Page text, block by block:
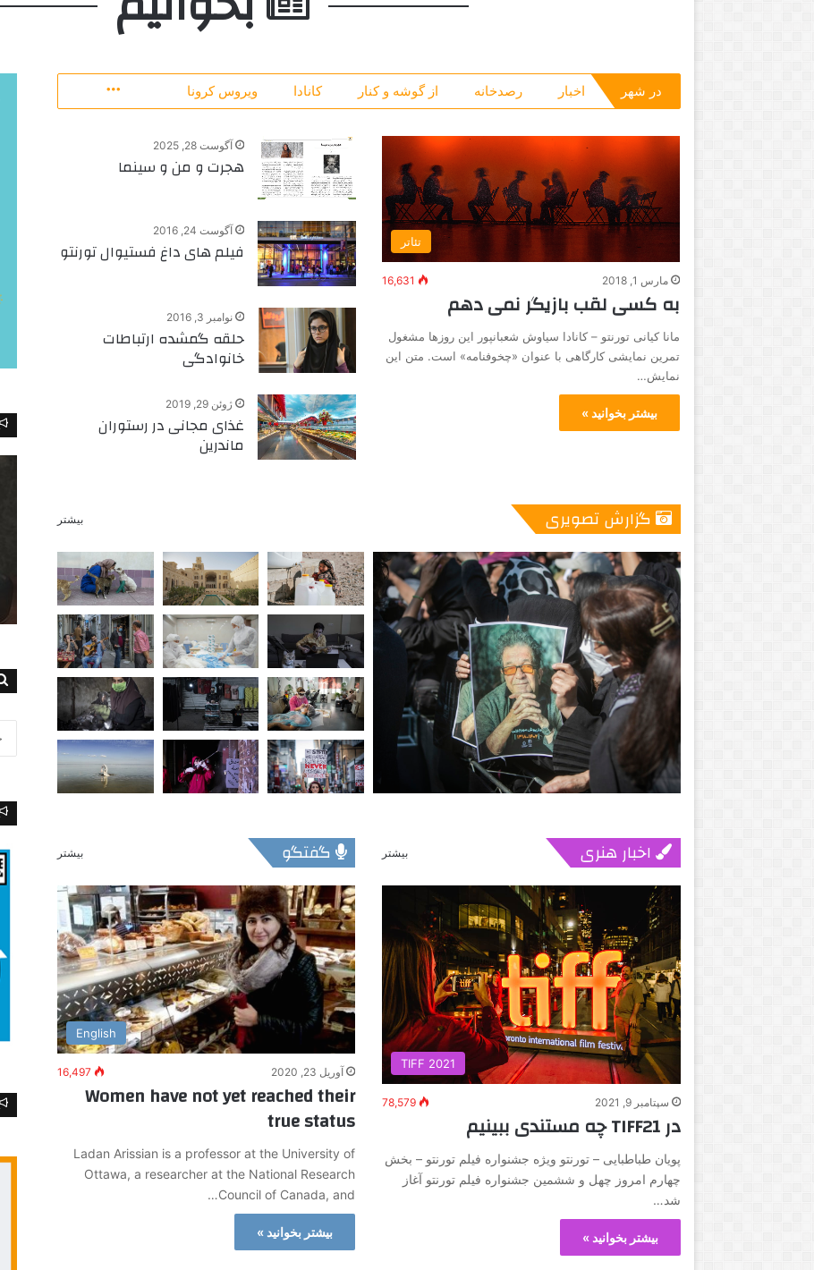
در شهر اخبار رصدخانه از گوشه و کنار کانادا ویروس کرونا
تئاتر
مارس 1, 2018 16,631
به کسی لقب بازیگر نمی دهم
مانا کیانی تورنتو – کانادا سیاوش شعبانپور این روزها مشغول
تمرین نمایشی کارگاهی با عنوان «چخوفنامه» است. متن این
نمایش…
بیشتر بخوانید »
آگوست 28, 2025
هجرت و من و سینما
آگوست 24, 2016
فیلم های داغ فستیوال تورنتو
نوامبر 3, 2016
حلقه گمشده ارتباطات
خانوادگی
ژوئن 29, 2019
غذای مجانی در رستوران
ماندرین
گزارش تصویری بیشتر
اخبار هنری بیشتر
TIFF 2021
سپتامبر 9, 2021 78,579
در TIFF21 چه مستندی ببینیم
پویان طباطبایی – تورنتو ویژه جشنواره فیلم تورنتو – بخش
چهارم امروز چهل و ششمین جشنواره فیلم تورنتو آغاز
شد…
بیشتر بخوانید »
گفتگو بیشتر
English
آوریل 23, 2020 16,497
Women have not yet reached their
true status
Ladan Arissian is a professor at the University of
Ottawa, a researcher at the National Research
Council of Canada, and…
بیشتر بخوانید »